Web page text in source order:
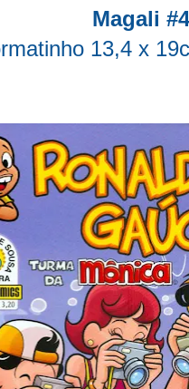
Magali
13,4 x